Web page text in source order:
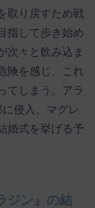
取り戻すため戦
指して歩き始め
次々と飲み込ま
険を感じ、これ
てしまう。アラ
侵入。マグレ
婚式を挙げる予
ジン』の結